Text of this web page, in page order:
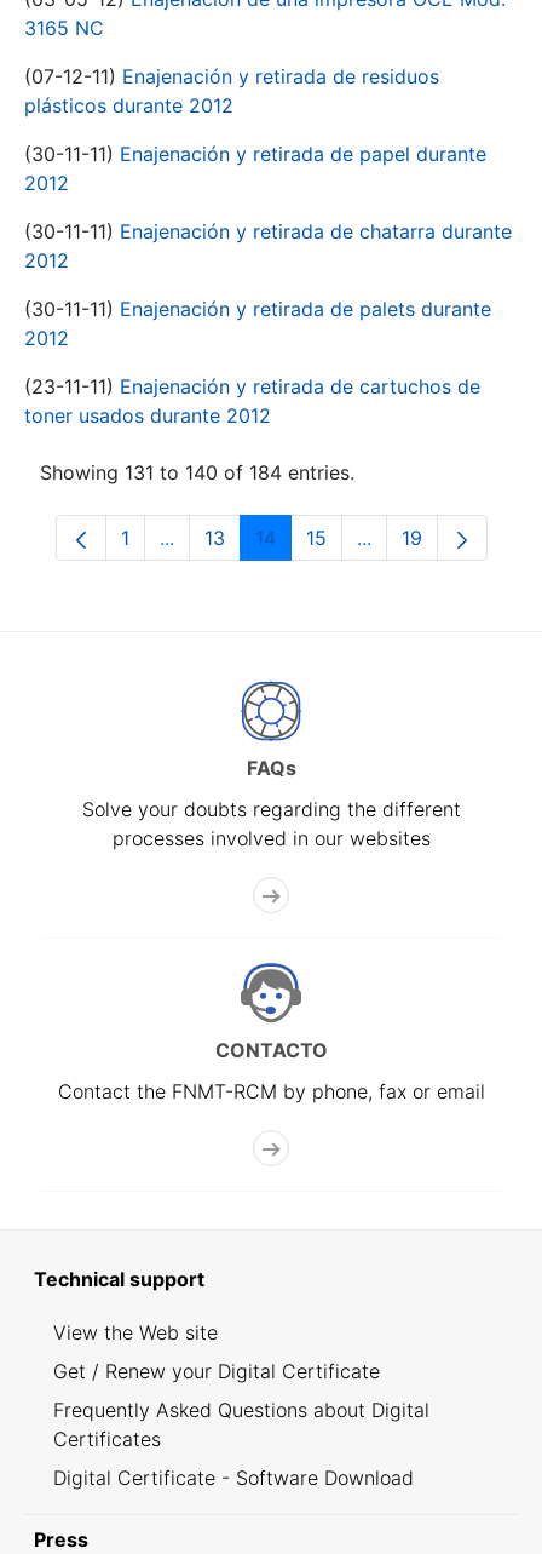
3165 NC
(07-12-11) Enajenación y retirada de residuos
plásticos durante 2012
(30-11-11) Enajenación y retirada de papel durante
2012
(30-11-11) Enajenación y retirada de chatarra durante
2012
(30-11-11) Enajenación y retirada de palets durante
2012
(23-11-11) Enajenación y retirada de cartuchos de
toner usados durante 2012
Showing 131 to 140 of 184 entries.
Page
1 ...Intermediate Pages Use TAB to navigate.
Page
13 Page
14 Page
15 ...Intermediate
Page
19
FAQs
Solve your doubts regarding the different
processes involved in our websites
CONTACTO
Contact the FNMT-RCM by phone, fax or email
Technical support
View the Web site
Get / Renew your Digital Certificate
Frequently Asked Questions about Digital
Certificates
Digital Certificate - Software Download
Press